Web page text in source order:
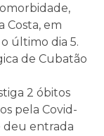
Costa, em
último dia 5.
de Cubatão
2 óbitos
pela Covid-
deu entrada